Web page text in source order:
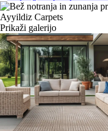
Prikaži galerijo